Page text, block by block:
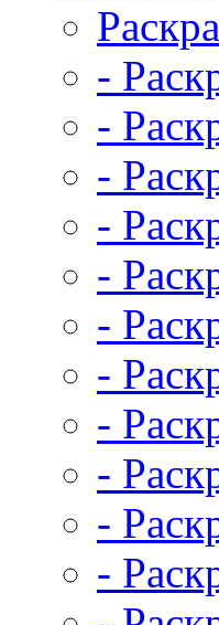
-
-
-
-
-
-
-
-
-
-
-